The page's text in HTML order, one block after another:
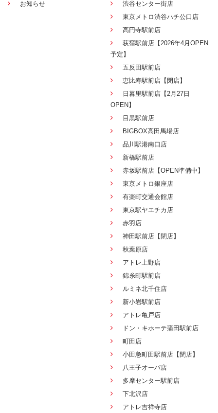
お知らせ
渋谷センター街店
東京メトロ渋谷ハチ公口店
高円寺駅前店
荻窪駅前店【2026年4月OPEN
予定】
五反田駅前店
恵比寿駅前店【閉店】
日暮里駅前店【2月27日
OPEN】
目黒駅前店
BIGBOX高田馬場店
品川駅港南口店
新橋駅前店
赤坂駅前店【OPEN準備中】
東京メトロ銀座店
有楽町交通会館店
東京駅ヤエチカ店
赤羽店
神田駅前店【閉店】
秋葉原店
アトレ上野店
錦糸町駅前店
ルミネ北千住店
新小岩駅前店
アトレ亀戸店
ドン・キホーテ蒲田駅前店
町田店
小田急町田駅前店【閉店】
八王子オーパ店
多摩センター駅前店
下北沢店
アトレ吉祥寺店